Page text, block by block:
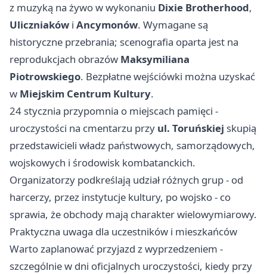
z muzyką na żywo w wykonaniu Dixie Brotherhood,
Uliczniaków i Ancymonów. Wymagane są
historyczne przebrania; scenografia oparta jest na
reprodukcjach obrazów Maksymiliana
Piotrowskiego. Bezpłatne wejściówki można uzyskać
w Miejskim Centrum Kultury.
24 stycznia przypomnia o miejscach pamięci -
uroczystości na cmentarzu przy ul. Toruńskiej skupią
przedstawicieli władz państwowych, samorządowych,
wojskowych i środowisk kombatanckich.
Organizatorzy podkreślają udział różnych grup - od
harcerzy, przez instytucje kultury, po wojsko - co
sprawia, że obchody mają charakter wielowymiarowy.
Praktyczna uwaga dla uczestników i mieszkańców
Warto zaplanować przyjazd z wyprzedzeniem -
szczególnie w dni oficjalnych uroczystości, kiedy przy